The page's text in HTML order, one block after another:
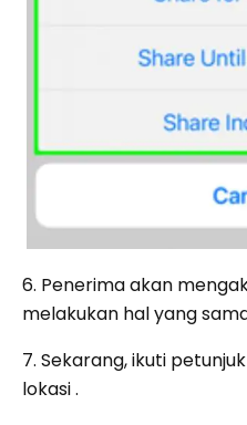
6. Penerima akan
melakukan hal yang
7. Sekarang, ikuti
lokasi .